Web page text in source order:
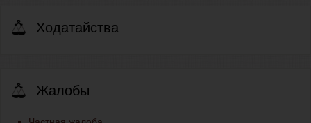
Ходатайства
Жалобы